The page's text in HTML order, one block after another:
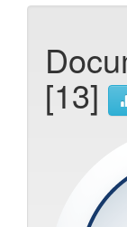
[13]